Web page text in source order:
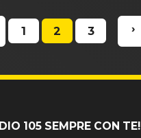
1 2 3 ›
105 SEMPRE CON TE!